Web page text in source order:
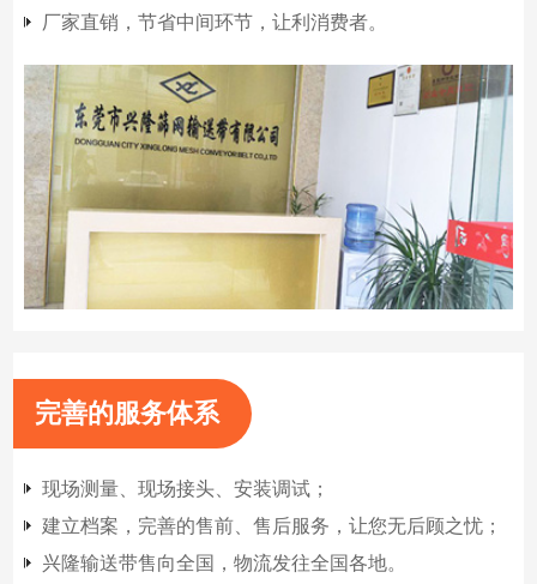
厂家直销，节省中间环节，让利消费者。
完善的服务体系
现场测量、现场接头、安装调试；
建立档案，完善的售前、售后服务，让您无后顾之忧；
兴隆输送带售向全国，物流发往全国各地。